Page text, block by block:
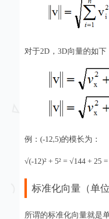
对于2D，3D向量的如下
例：(-12,5)的模长为：
√(-12)² + 5² = √144 + 25
标准化向量（单位
所谓的标准化向量就是